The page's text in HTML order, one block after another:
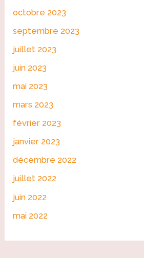
octobre 2023
septembre 2023
juillet 2023
juin 2023
mai 2023
mars 2023
février 2023
janvier 2023
décembre 2022
juillet 2022
juin 2022
mai 2022